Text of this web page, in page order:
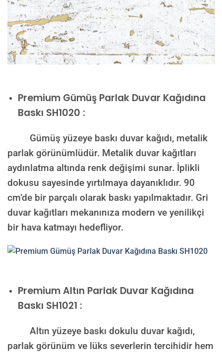
Premium Gümüş Parlak Duvar Kağıdına
Baskı SH1020 :
Gümüş yüzeye baskı duvar kağıdı, metalik
parlak görünümlüdür. Metalik duvar kağıtları
aydınlatma altında renk değişimi sunar. İplikli
dokusu sayesinde yırtılmaya dayanıklıdır. 90
cm’de bir parçalı olarak baskı yapılmaktadır. Gri
duvar kağıtları mekanınıza modern ve yenilikçi
bir hava katmayı hedefliyor.
PremiumAltın Parlak Duvar Kağıdına
Baskı SH1021 :
Altın yüzeye baskı dokulu duvar kağıdı,
parlak görünüm ve lüks severlerin tercihidir hem